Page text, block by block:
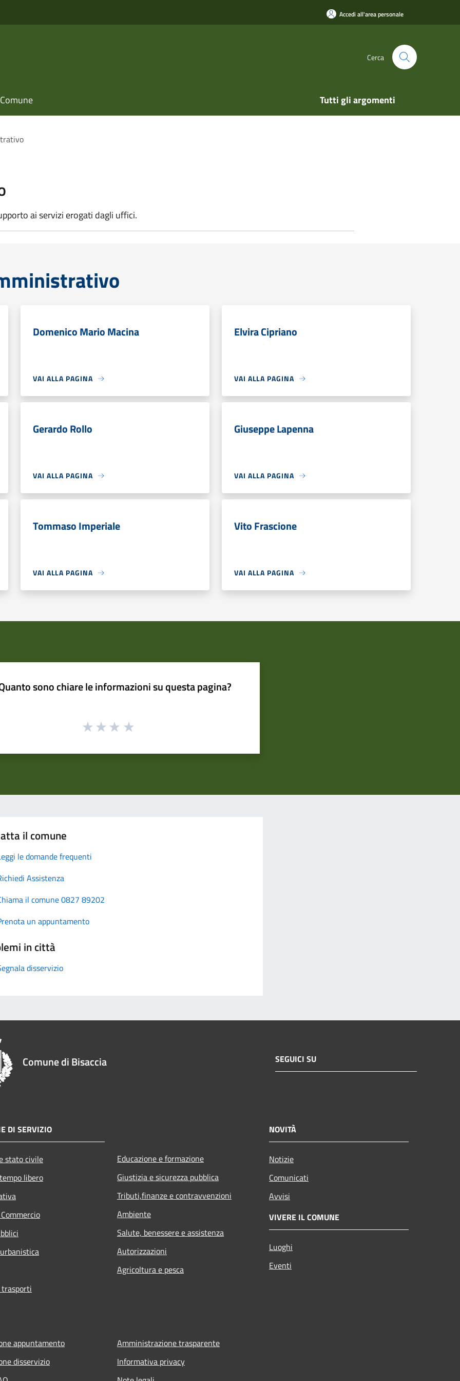
Accedi all'area personale
Cerca
Tutti gli argomenti
ai servizi erogati dagli uffici.
Domenico Mario Macina
VAI ALLA PAGINA
Elvira Cipriano
VAI ALLA PAGINA
Gerardo Rollo
VAI ALLA PAGINA
Giuseppe Lapenna
VAI ALLA PAGINA
Tommaso Imperiale
VAI ALLA PAGINA
Vito Frascione
VAI ALLA PAGINA
sono chiare le informazioni su questa pagina?
il comune
le domande frequenti
Assistenza
il comune 0827 89202
un appuntamento
in città
disservizio
Comune di Bisaccia SEGUICI SU
DI SERVIZIO
stato civile
libero
Educazione e formazione
Giustizia e sicurezza pubblica
Tributi,finanze e contravvenzioni
Ambiente
Salute, benessere e assistenza
Autorizzazioni
Agricoltura e pesca
NOVITÀ
Notizie
Comunicati
Avvisi
VIVERE IL COMUNE
Luoghi
Eventi
appuntamento
disservizio
Amministrazione trasparente
Informativa privacy